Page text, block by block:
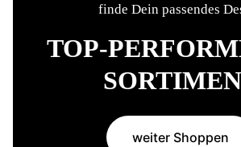
finde Dein passendes
TOP-
weiter Shoppen